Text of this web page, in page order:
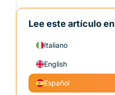
Lee este artículo
Italiano
English
Español